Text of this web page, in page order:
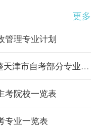
更多
管理专业计划
市考委关于开考、停考、调整天津市自考部分专业的通知
考院校一览表
专业一览表